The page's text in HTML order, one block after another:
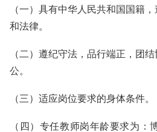
（一）具有中华人民共和国国籍
和法律。
（二）遵纪守法，品行端正，团
公。
（三）适应岗位要求的身体条件。
（四）专任教师岗年龄要求为：